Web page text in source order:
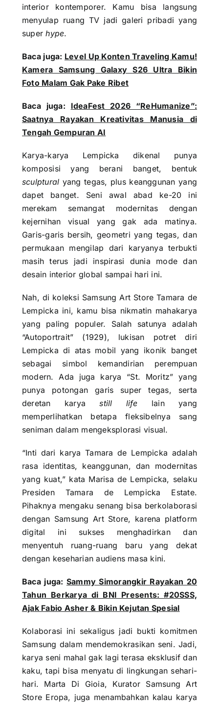
interior kontemporer. Kamu bisa langsung
menyulap ruang TV jadi galeri pribadi yang
superhype.
Baca juga: Level Up Konten Traveling Kamu!
Kamera Samsung Galaxy S26 Ultra Bikin
Foto Malam Gak Pake Ribet
Baca juga: IdeaFest 2026 “ReHumanize”:
Saatnya Rayakan Kreativitas Manusia di
Tengah Gempuran AI
Karya-karya Lempicka dikenal punya
komposisi yang berani banget, bentuk
sculptural yang tegas, plus keanggunan yang
dapet banget. Seni awal abad ke-20 ini
merekam semangat modernitas dengan
kejernihan visual yang gak ada matinya.
Garis-garis bersih, geometri yang tegas, dan
permukaan mengilap dari karyanya terbukti
masih terus jadi inspirasi dunia mode dan
desain interior global sampai hari ini.
Nah, di koleksi Samsung Art Store Tamara de
Lempicka ini, kamu bisa nikmatin mahakarya
yang paling populer. Salah satunya adalah
“Autoportrait” (1929), lukisan potret diri
Lempicka di atas mobil yang ikonik banget
sebagai simbol kemandirian perempuan
modern. Ada juga karya “St. Moritz” yang
punya potongan garis super tegas, serta
deretan karyastill life lain yang
memperlihatkan betapa fleksibelnya sang
seniman dalam mengeksplorasi visual.
“Inti dari karya Tamara de Lempicka adalah
rasa identitas, keanggunan, dan modernitas
yang kuat,” kata Marisa de Lempicka, selaku
Presiden Tamara de Lempicka Estate.
Pihaknya mengaku senang bisa berkolaborasi
dengan Samsung Art Store, karena platform
digital ini sukses menghadirkan dan
menyentuh ruang-ruang baru yang dekat
dengan keseharian audiens masa kini.
Baca juga: Sammy Simorangkir Rayakan 20
Tahun Berkarya di BNI Presents: #20SSS,
Ajak Fabio Asher & Bikin Kejutan Spesial
Kolaborasi ini sekaligus jadi bukti komitmen
Samsung dalam mendemokrasikan seni. Jadi,
karya seni mahal gak lagi terasa eksklusif dan
kaku, tapi bisa menyatu di lingkungan sehari-
hari. Marta Di Gioia, Kurator Samsung Art
Store Eropa, juga menambahkan kalau karya